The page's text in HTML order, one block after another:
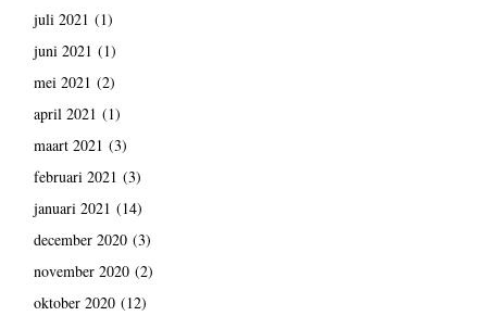
juli 2021 (1)
juni 2021 (1)
mei 2021 (2)
april 2021 (1)
maart 2021 (3)
februari 2021 (3)
januari 2021 (14)
december 2020(3)
november 2020(2)
oktober 2020(12)